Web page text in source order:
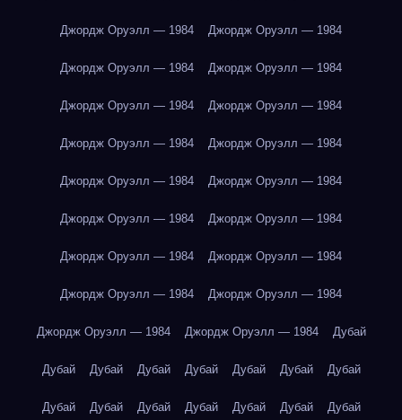
Джордж Оруэлл — 1984 Джордж Оруэлл — 1984
Джордж Оруэлл — 1984 Джордж Оруэлл — 1984
Джордж Оруэлл — 1984 Джордж Оруэлл — 1984
Джордж Оруэлл — 1984 Джордж Оруэлл — 1984
Джордж Оруэлл — 1984 Джордж Оруэлл — 1984
Джордж Оруэлл — 1984 Джордж Оруэлл — 1984
Джордж Оруэлл — 1984 Джордж Оруэлл — 1984
Джордж Оруэлл — 1984 Джордж Оруэлл — 1984
Джордж Оруэлл — 1984 Джордж Оруэлл — 1984 Дубай
Дубай Дубай Дубай Дубай Дубай Дубай Дубай
Дубай Дубай Дубай Дубай Дубай Дубай Дубай